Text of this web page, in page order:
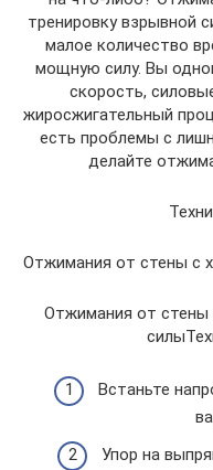
тренировку взрывной
малое количество
мощную силу. Вы
скорость,
жиросжигательный
есть проблемы с
делайте
Отжимания от стены с
Отжимания от стены
Встаньте
Упор на